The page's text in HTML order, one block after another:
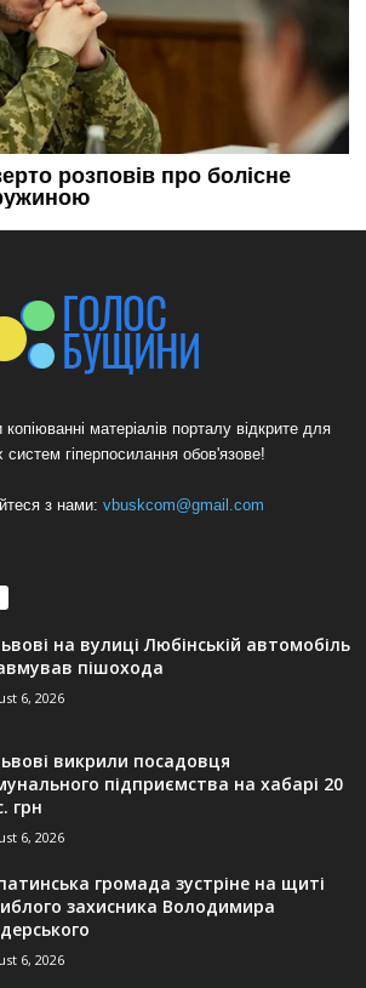
матеріалів порталу відкрите для
систем гіперпосилання обов'язове!
з нами: vbuskcom@gmail.com
на вулиці Любінській автомобіль
пішохода
6, 2026
викрили посадовця
підприємства на хабарі 20
грн
6, 2026
громада зустріне на щиті
захисника Володимира
6, 2026